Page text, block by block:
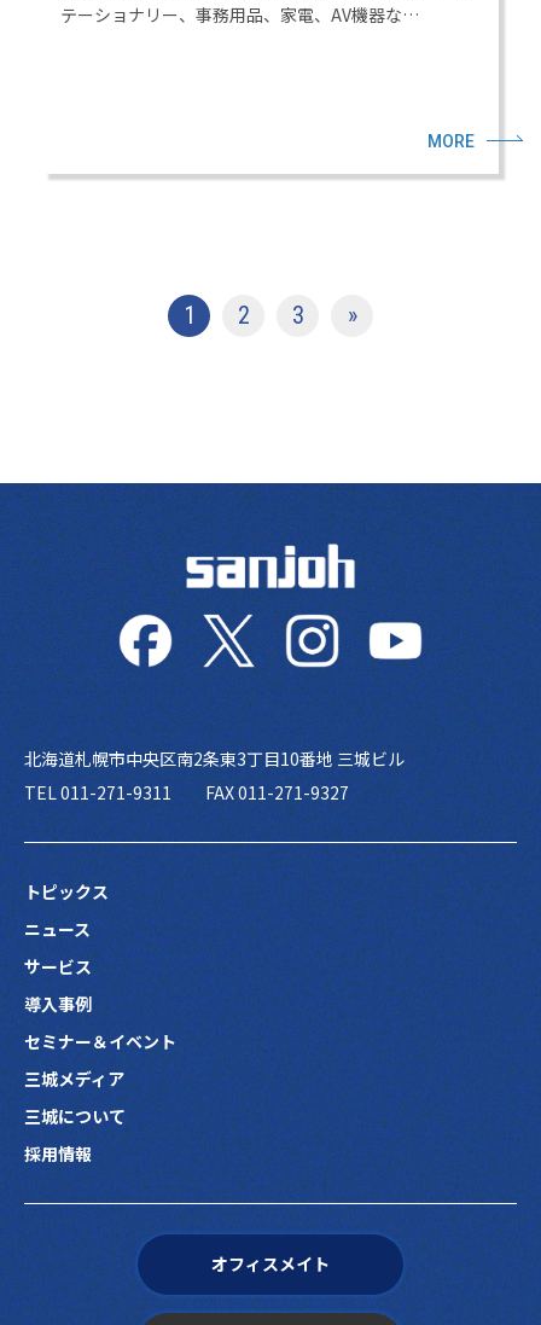
テーショナリー、事務用品、家電、AV機器な…
MORE
投稿ナビゲーション
1 2 3 »
北海道札幌市中央区南2条東3丁目10番地 三城ビル
TEL 011-271-9311
FAX 011-271-9327
トピックス
ニュース
サービス
導入事例
セミナー＆イベント
三城メディア
三城について
採用情報
オフィスメイト